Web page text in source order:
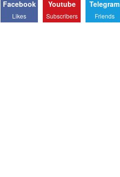
Facebook
Likes
Youtube
Subscribers
Telegram
Friends